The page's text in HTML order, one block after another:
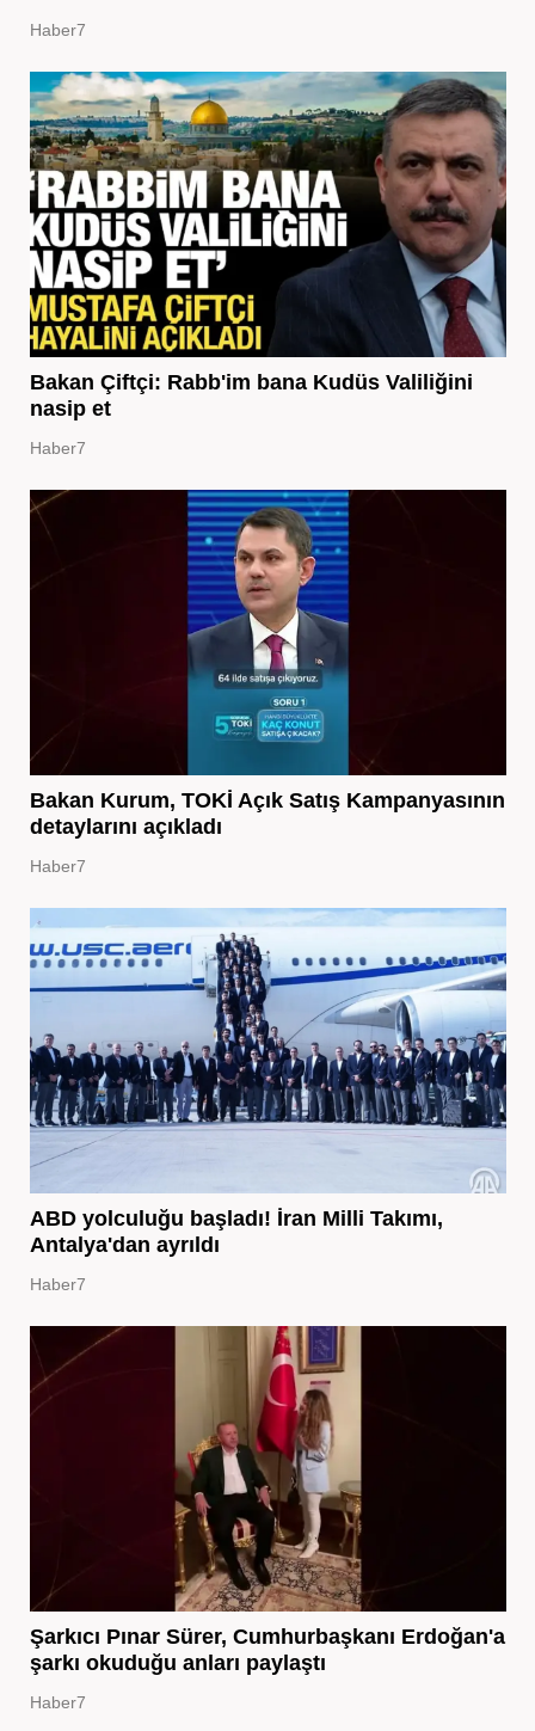
Haber7
Bakan Çiftçi: Rabb'im bana Kudüs Valiliğini
nasip et
Haber7
Bakan Kurum, TOKİ Açık Satış Kampanyasının
detaylarını açıkladı
Haber7
ABD yolculuğu başladı! İran Milli Takımı,
Antalya'dan ayrıldı
Haber7
Şarkıcı Pınar Sürer, Cumhurbaşkanı Erdoğan'a
şarkı okuduğu anları paylaştı
Haber7